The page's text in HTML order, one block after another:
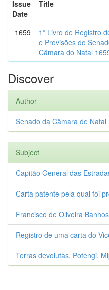
Issue
Date
Title
1659
1º Livro de Registro
e Provisões do
Câmara do Natal
Discover
Author
Senado da Câmara de Natal
Subject
Capitão General das
Carta patente pela qual foi
Francisco de Oliveira
Registro de uma carta do
Terras devolutas. Potengi.